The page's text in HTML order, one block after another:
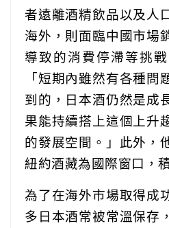
者遠離酒精飲品以及人
海外，則面臨中國市場
導致的消費停滯等挑
「短期內雖然有各種問
到的，日本酒仍然是成
果能持續搭上這個上升
的發展空間。」此外，
紐約酒藏為國際窗口，
為了在海外市場取得成
多日本酒常被常溫保存